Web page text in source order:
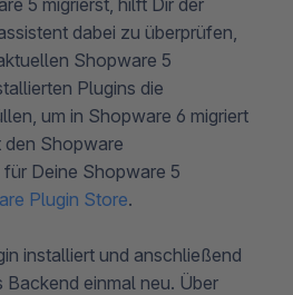
dabei zu überprüfen,
Shopware 5
Plugins die
um in Shopware 6 migriert
Shopware
Deine Shopware 5
Plugin Store.
installiert und anschließend
Backend einmal neu. Über